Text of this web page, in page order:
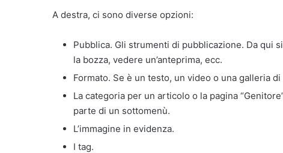
A destra, ci sono diverse opzioni:
Pubblica. Gli strumenti di pubblicazione. Da qui
la bozza, vedere un’anteprima, ecc.
Formato. Se è un testo, un video o una galleria di
La categoria per un articolo o la pagina
parte di un sottomenù.
L’immagine in evidenza.
I tag.